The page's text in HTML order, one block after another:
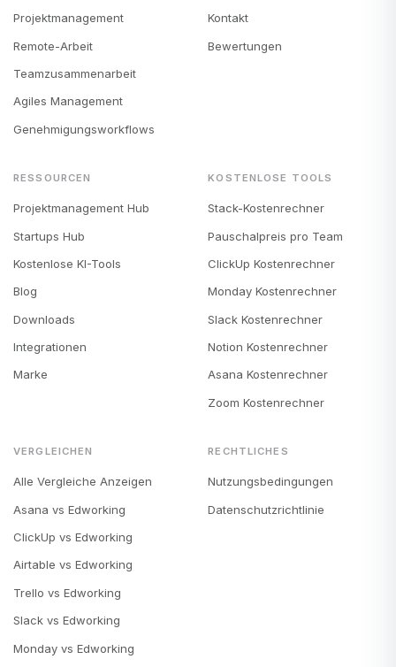
Projektmanagement
Remote-Arbeit
Teamzusammenarbeit
Agiles Management
Genehmigungsworkflows
Kontakt
Bewertungen
RESSOURCEN
Projektmanagement Hub
Startups Hub
Kostenlose KI-Tools
Blog
Downloads
Integrationen
Marke
KOSTENLOSE TOOLS
Stack-Kostenrechner
Pauschalpreis pro Team
ClickUp Kostenrechner
Monday Kostenrechner
Slack Kostenrechner
Notion Kostenrechner
Asana Kostenrechner
Zoom Kostenrechner
VERGLEICHEN
Alle Vergleiche Anzeigen
Asana vs Edworking
ClickUp vs Edworking
Airtable vs Edworking
Trello vs Edworking
Slack vs Edworking
Monday vs Edworking
RECHTLICHES
Nutzungsbedingungen
Datenschutzrichtlinie